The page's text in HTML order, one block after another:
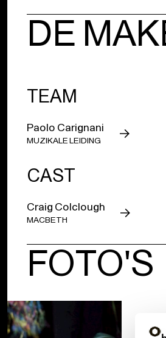
DE
TEAM
Paolo Carignani
MUZIKALE LEIDING
CAST
Craig Colclough
MACBETH
FOTO'S